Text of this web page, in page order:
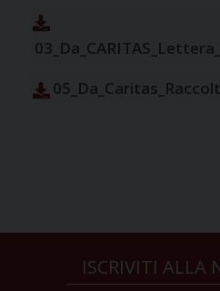
ISCRIVITI ALLA